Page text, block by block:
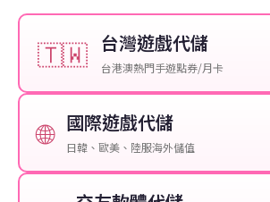
🇹🇼 台灣遊戲代儲
台港澳熱門手遊點券/月卡
🌐 國際遊戲代儲
日韓、歐美、陸服海外儲值